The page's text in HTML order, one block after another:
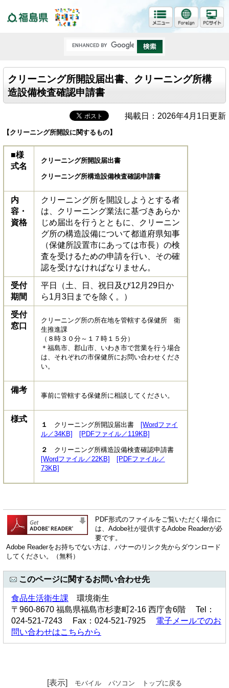
クリーニング所開設届出書、クリーニング所構
造設備検査確認申請書
掲載日：2026年4月1日更新
【クリーニング所開設に関するもの】
■様
式名
クリーニング所開設届出書
クリーニング所構造設備検査確認申請書
内
容・
資格
クリーニング所を開設しようとする者
は、クリーニング業法に基づきあらか
じめ届出を行うとともに、クリーニン
グ所の構造設備について都道府県知事
（保健所設置市にあっては市長）の検
査を受けるための申請を行い、その確
認を受けなければなりません。
受付
期間
平日（土、日、祝日及び12月29日か
ら1月3日までを除く。）
受付
窓口
クリーニング所の所在地を管轄する保健所 衛
生推進課
（８時３０分～１７時１５分）
＊福島市、郡山市、いわき市で営業を行う場合
は、それぞれの市保健所にお問い合わせくださ
い。
備考
事前に管轄する保健所に相談してください。
様式
１ クリーニング所開設届出書
[Wordファイ
ル／34KB]
[PDFファイル／119KB]
２ クリーニング所構造設備検査確認申請書
[Wordファイル／22KB]
[PDFファイル／
73KB]
PDF形式のファイルをご覧いただく場合に
は、Adobe社が提供するAdobe Readerが必
要です。
Adobe Readerをお持ちでない方は、バナーのリンク先からダウンロード
してください。（無料）
このページに関するお問い合わせ先
食品生活衛生課 環境衛生
〒960-8670 福島県福島市杉妻町2-16 西庁舎6階 Tel：
024-521-7243 Fax：024-521-7925 電子メールでのお
問い合わせはこちらから
[表示] モバイル パソコン トップに戻る